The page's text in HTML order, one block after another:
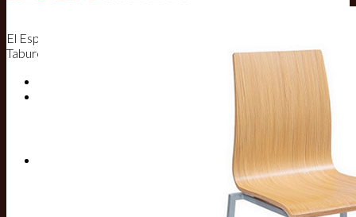
El Especialista en Sillas, Mesas y
Taburetes